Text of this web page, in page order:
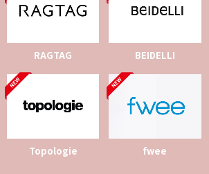
RAGTAG BEIDELLI
Topologie fwee